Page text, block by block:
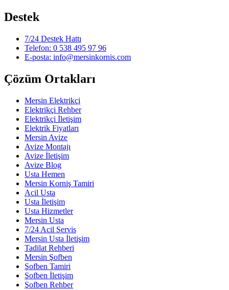
Destek
7/24 Destek Hattı
Telefon: 0 538 495 97 96
E-posta: info@mersinkornis.com
Çözüm Ortakları
Mersin Elektrikçi
Elektrikçi Rehber
Elektrikçi İletişim
Elektrik Fiyatları
Mersin Avize
Avize Montajı
Avize İletişim
Avize Blog
Usta Hemen
Mersin Korniş Tamiri
Acil Usta
Usta İletişim
Usta Hizmetler
Mersin Usta
7/24 Acil Servis
Mersin Usta İletişim
Tadilat Rehberi
Mersin Şofben
Şofben Tamiri
Şofben İletişim
Şofben Rehber